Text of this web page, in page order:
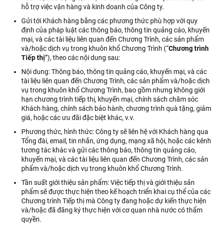
hỗ trợ việc vận hàng và kinh doanh của Công ty.
Gửi tới Khách hàng bằng các phương thức phù hợp với quy
định của pháp luật các thông báo, thông tin quảng cáo, khuyến
mại, và các tài liệu liên quan đến Chương Trình, các sản phẩm
và/hoặc dịch vụ trong khuôn khổ Chương Trình (“Chương trình
Tiếp thị”), theo các nội dung sau:
Nội dung: Thông báo, thông tin quảng cáo, khuyến mại, và các
tài liệu liên quan đến Chương Trình, các sản phẩm và/hoặc dịch
vụ trong khuôn khổ Chương Trình, bao gồm nhưng không giới
hạn chương trình tiếp thị, khuyến mại, chính sách chăm sóc
Khách hàng, chính sách bảo hành, chương trình quà tặng, giảm
giá, hoặc các ưu đãi đặc biệt khác, v.v.
Phương thức, hình thức: Công ty sẽ liên hệ với Khách hàng qua
Tổng đài, email, tin nhắn, ứng dụng, mạng xã hội, hoặc các kênh
tương tác khác và gửi các thông báo, thông tin quảng cáo,
khuyến mại, và các tài liệu liên quan đến Chương Trình, các sản
phẩm và/hoặc dịch vụ trong khuôn khổ Chương Trình.
Tần suất giới thiệu sản phẩm: Việc tiếp thị và giới thiệu sản
phẩm sẽ được thực hiện theo kế hoạch triển khai cụ thể của các
Chương trình Tiếp thị mà Công ty đang hoặc dự kiến thực hiện
và/hoặc đã đăng ký thực hiện với cơ quan nhà nước có thẩm
quyền.